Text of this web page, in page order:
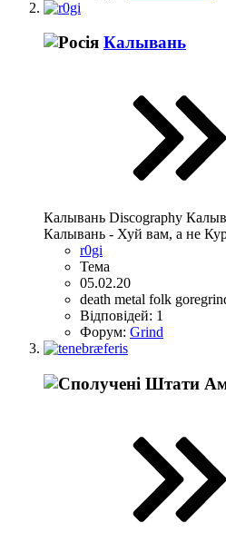
Калывань
Калывань Discography
Калывань - Хуй вам, а не
r0gi
Тема
05.02.20
death metal folk
Відповідей: 1
Форум: Grind